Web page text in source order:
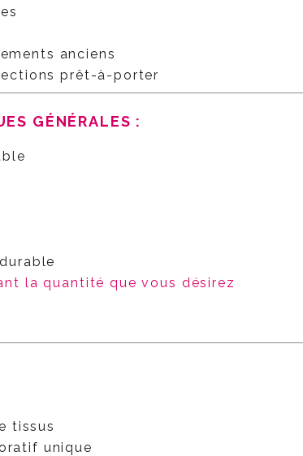
anciens
prêt-à-porter
GÉNÉRALES :
la quantité que vous désirez
tissus
unique